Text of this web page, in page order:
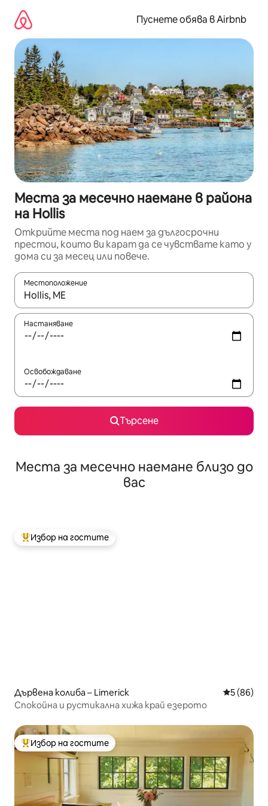
съдържанието
Пуснете обява в Airbnb
Места за месечно наемане в района
на Hollis
Открийте места под наем за дългосрочни
престои, които ви карат да се чувствате като у
дома си за месец или повече.
Местоположение
Когато резултатите се покажат, използвайте
Настаняване
Освобождаване
Търсене
Места за месечно наемане близо до
вас
Най-популярен избор на гостите
Избор на гостите
Дървена колиба – Limerick Средна
5 (86)
Спокойна и рустикална хижа край езерото
Най-популярен избор на гостите
Избор на гостите